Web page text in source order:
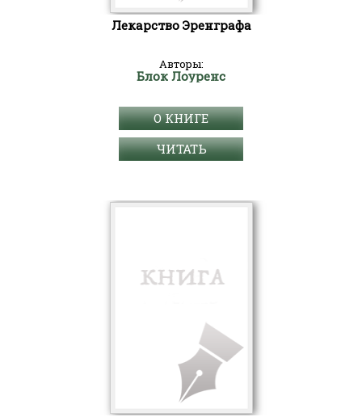
Лекарство Эренграфа
Авторы:
Блок Лоуренс
О КНИГЕ
ЧИТАТЬ